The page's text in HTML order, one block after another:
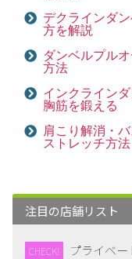
デクラインダ
方を解説
ダンベルプル
方法
インクライン
胸筋を鍛える
肩こり解消・
ストレッチ方法
注目の店舗リスト
CHECK! プライベー